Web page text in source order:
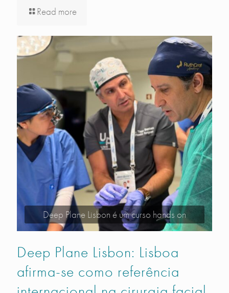
Read more
Deep Plane Lisbon é um curso hands on
Deep Plane Lisbon: Lisboa
afirma-se como referência